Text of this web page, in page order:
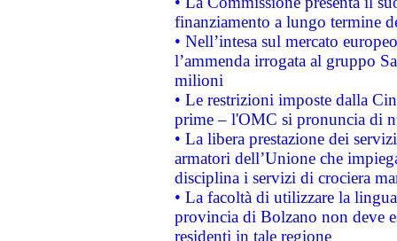
finanziamento a lungo termine
• Nell’intesa sul mercato
l’ammenda irrogata al gruppo
milioni
• Le restrizioni imposte dalla
prime – l'OMC si pronuncia di
• La libera prestazione dei
armatori dell’Unione che
disciplina i servizi di crociera
• La facoltà di utilizzare la
provincia di Bolzano non deve
residenti in tale regione